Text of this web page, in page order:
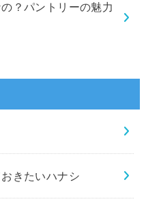
？パントリーの魅力
きたいハナシ